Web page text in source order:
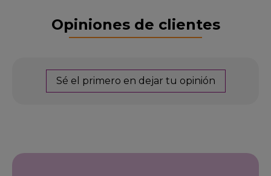
Opiniones de clientes
Sé el primero en dejar tu opinión